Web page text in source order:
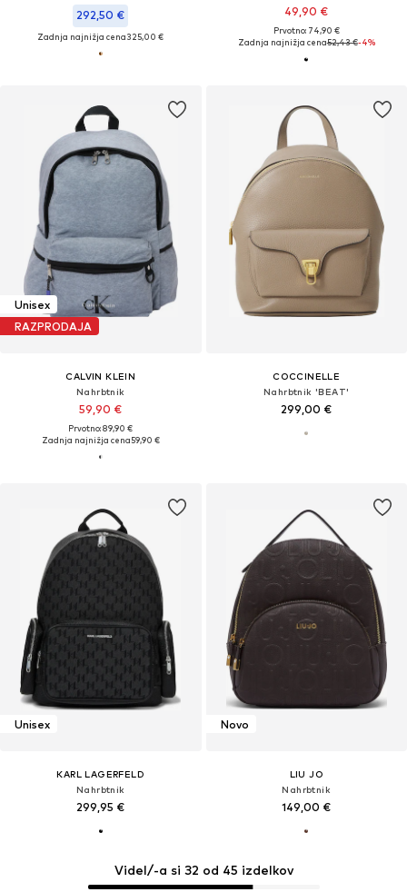
292,50 €
Zadnja najnižja cena325,00 €
49,90 €
Prvotno: 74,90 €
Zadnja najnižja cena52,43 €-4%
Unisex
RAZPRODAJA
CALVIN KLEIN
Nahrbtnik
59,90 €
Prvotno: 89,90 €
Zadnja najnižja cena59,90 €
COCCINELLE
Nahrbtnik 'BEAT'
299,00 €
Unisex
KARL LAGERFELD
Nahrbtnik
299,95 €
Novo
LIU JO
Nahrbtnik
149,00 €
Videl/-a si 32 od 45 izdelkov